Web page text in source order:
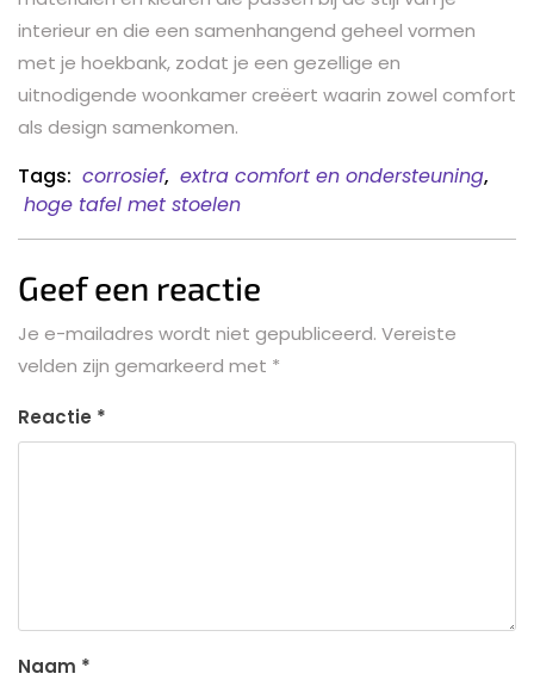
interieur en die een samenhangend geheel vormen
met je hoekbank, zodat je een gezellige en
uitnodigende woonkamer creëert waarin zowel comfort
als design samenkomen.
Tags: corrosief, extra comfort en ondersteuning,
hoge tafel met stoelen
Geef een reactie
Je e-mailadres wordt niet gepubliceerd. Vereiste
velden zijn gemarkeerd met *
Reactie *
Naam *